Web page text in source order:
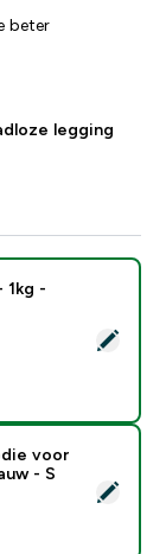
beter
legging
Eiwit Mix - 1kg -
1kg -
hoodie
voor
- S